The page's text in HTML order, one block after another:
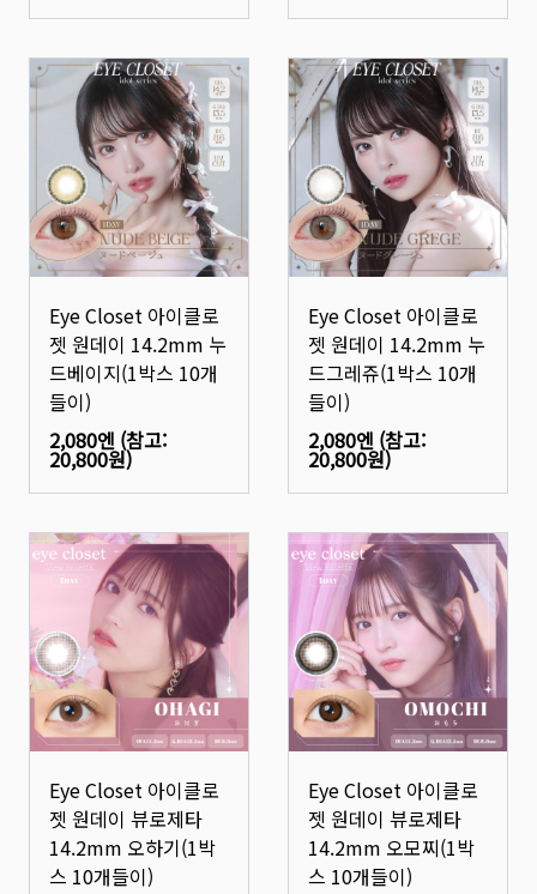
Eye Closet 아이클로
젯 원데이 14.2mm 누
드베이지(1박스 10개
들이)
2,080엔 (참고:
20,800원)
Eye Closet 아이클로
젯 원데이 14.2mm 누
드그레쥬(1박스 10개
들이)
2,080엔 (참고:
20,800원)
Eye Closet 아이클로
젯 원데이 뷰로제타
14.2mm 오하기(1박
스 10개들이)
Eye Closet 아이클로
젯 원데이 뷰로제타
14.2mm 오모찌(1박
스 10개들이)